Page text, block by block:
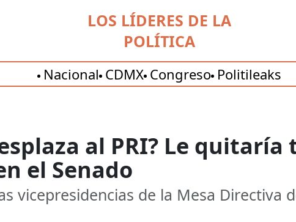
LOS LÍDERES DE LA
POLÍTICA
Nacional CDMX Congreso Politileaks
al PRI? Le quitaría
el Senado
vicepresidencias de la Mesa Directiva